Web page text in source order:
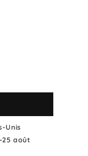
Unis
août